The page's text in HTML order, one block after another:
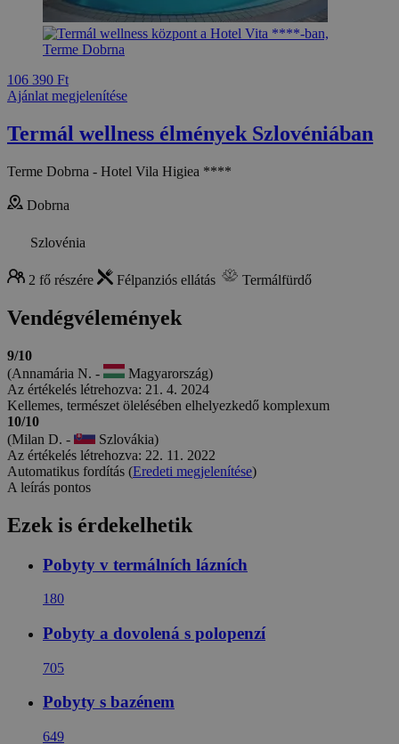
106 390 Ft
Ajánlat megjelenítése
Termál wellness élmények Szlovéniában
Terme Dobrna - Hotel Vila Higiea ****
Dobrna
Szlovénia
2 fő részére Félpanziós ellátás Termálfürdő
Vendégvélemények
9/10
(Annamária N. -
Magyarország)
Az értékelés létrehozva: 21. 4. 2024
Kellemes, természet ölelésében elhelyezkedő komplexum
10/10
(Milan D. -
Szlovákia)
Az értékelés létrehozva: 22. 11. 2022
Automatikus fordítás (Eredeti megjelenítése)
A leírás pontos
Ezek is érdekelhetik
Pobyty v termálních lázních
180
Pobyty a dovolená s polopenzí
705
Pobyty s bazénem
649